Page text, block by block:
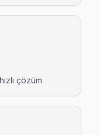
kullanıcıları arıza
çözüm